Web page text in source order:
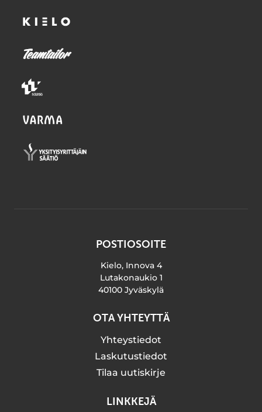
POSTIOSOITE
Kielo, Innova 4
Lutakonaukio 1
40100 Jyväskylä
OTA YHTEYTTÄ
Yhteystiedot
Laskutustiedot
Tilaa uutiskirje
LINKKEJÄ